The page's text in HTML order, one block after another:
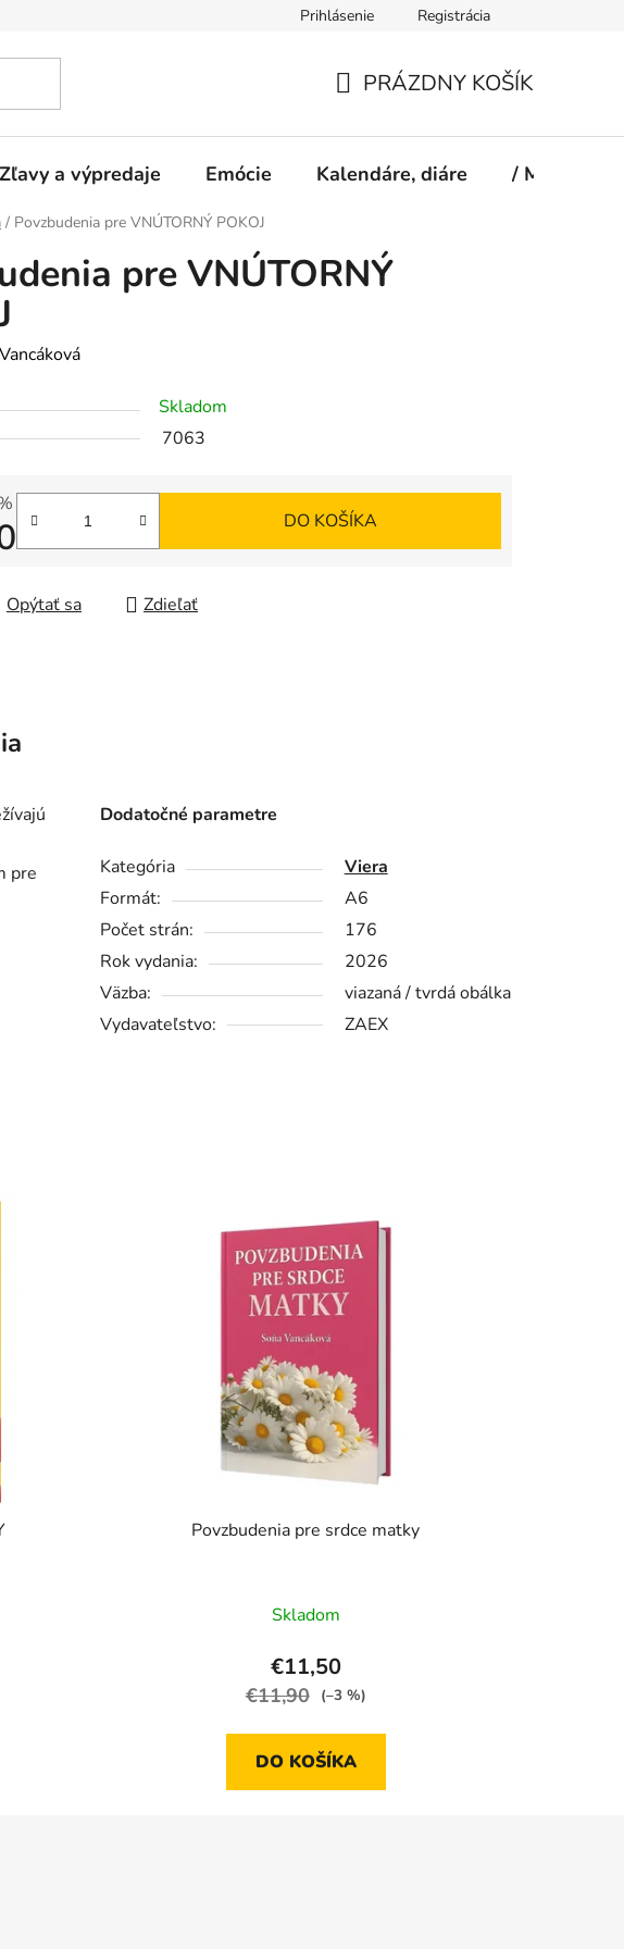
Prihlásenie Registrácia
KOŠÍK
PRÁZDNY KOŠÍK
Zľavy a výpredaje Emócie Kalendáre, diáre / Magazín
/ Povzbudenia pre VNÚTORNÝ POKOJ
pre VNÚTORNÝ
Skladom
7063
DO KOŠÍKA
Opýtať sa Zdieľať
pre
Dodatočné parametre
Kategória
Viera
Formát:
A6
Počet strán:
176
Rok vydania:
2026
Väzba:
viazaná / tvrdá obálka
Vydavateľstvo:
ZAEX
Povzbudenia pre srdce matky
Skladom
€11,50
€11,90 (–3 %)
DO KOŠÍKA